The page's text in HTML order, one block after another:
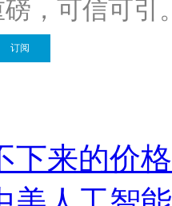
，可信可引
订阅
下来的价